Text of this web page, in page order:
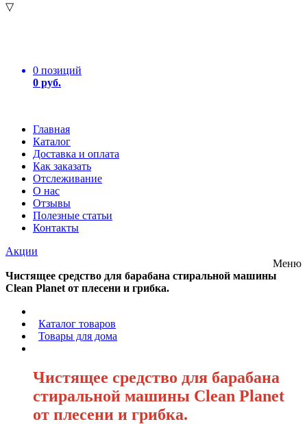
▽
0 позиций
0 руб.
Главная
Каталог
Доставка и оплата
Как заказать
Отслеживание
О нас
Отзывы
Полезные статьи
Контакты
Акции
Меню
Чистящее средство для барабана стиральной машины
Clean Planet от плесени и грибка.
Каталог товаров
Товары для дома
Чистящее средство для барабана
стиральной машины Clean Planet
от плесени и грибка.